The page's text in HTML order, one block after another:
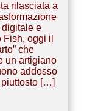
rilasciata a
digitale e
oggi il
che
un artigiano
addosso
piuttosto […]